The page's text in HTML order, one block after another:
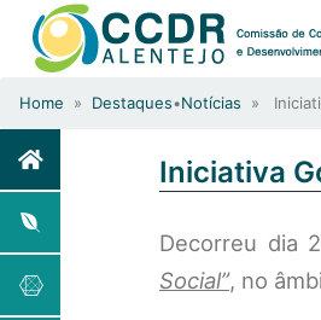
Home » Destaques•Notícias »
Iniciativa
Decorreu dia
Social”, no